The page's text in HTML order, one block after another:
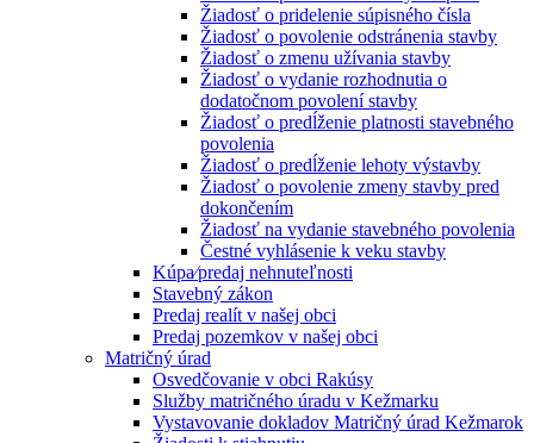
Žiadosť o pridelenie súpisného čísla
Žiadosť o povolenie odstránenia stavby
Žiadosť o zmenu užívania stavby
Žiadosť o vydanie rozhodnutia o
dodatočnom povolení stavby
Žiadosť o predĺženie platnosti stavebného
povolenia
Žiadosť o predĺženie lehoty výstavby
Žiadosť o povolenie zmeny stavby pred
dokončením
Žiadosť na vydanie stavebného povolenia
Čestné vyhlásenie k veku stavby
Kúpa⁄predaj nehnuteľnosti
Stavebný zákon
Predaj realít v našej obci
Predaj pozemkov v našej obci
Matričný úrad
Osvedčovanie v obci Rakúsy
Služby matričného úradu v Kežmarku
Vystavovanie dokladov Matričný úrad Kežmarok